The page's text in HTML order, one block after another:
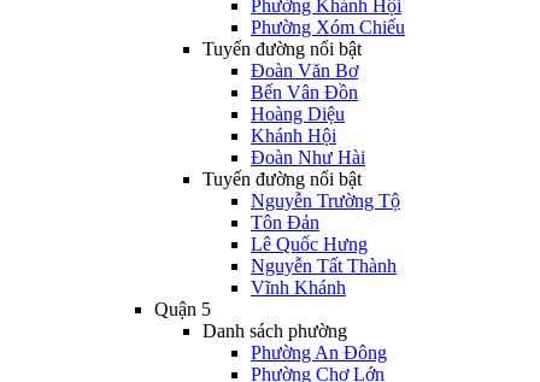
Phường Khánh Hội
Phường Xóm Chiếu
Tuyến đường nổi bật
Đoàn Văn Bơ
Bến Vân Đồn
Hoàng Diệu
Khánh Hội
Đoàn Như Hài
Tuyến đường nổi bật
Nguyễn Trường Tộ
Tôn Đản
Lê Quốc Hưng
Nguyễn Tất Thành
Vĩnh Khánh
Quận 5
Danh sách phường
Phường An Đông
Phường Chợ Lớn